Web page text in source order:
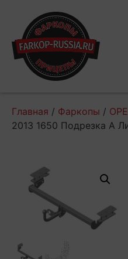
Главная / Фаркопы /
2013 1650 Подрезка A